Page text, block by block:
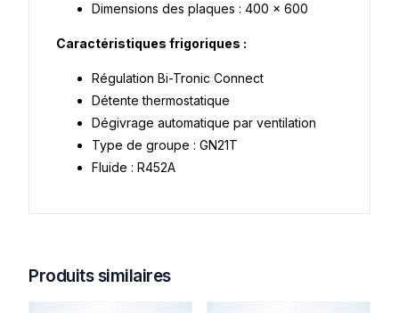
Dimensions des plaques : 400 x 600
Caractéristiques frigoriques :
Régulation Bi-Tronic Connect
Détente thermostatique
Dégivrage automatique par ventilation
Type de groupe : GN21T
Fluide : R452A
Produits similaires